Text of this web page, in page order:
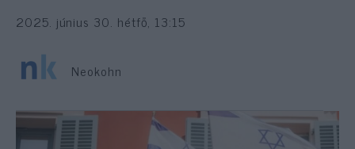
2025. június 30. hétfő, 13:15
Neokohn